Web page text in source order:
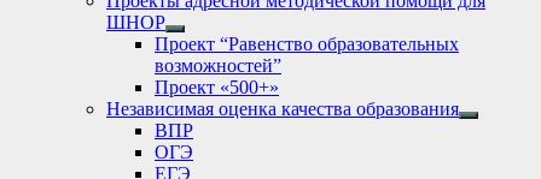
ШНОР
Show
sub
menu
Проект “Равенство образовательных
возможностей”
Проект «500+»
Независимая оценка качества образования
Show
ВПР
ОГЭ
ЕГЭ